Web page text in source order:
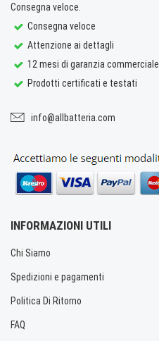
Consegna veloce.
Consegna veloce
Attenzione ai dettagli
12 mesi di garanzia commerciale
Prodotti certificati e testati
info@allbatteria.com
INFORMAZIONI UTILI
Chi Siamo
Spedizioni e pagamenti
Politica Di Ritorno
FAQ